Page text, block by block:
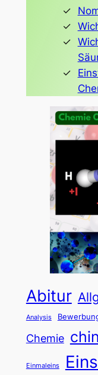
Abitur
Analysis
Chemie
Einmaleins